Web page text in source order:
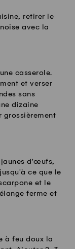
retirer le
avec la
casserole.
et verser
sans
dizaine
grossièrement
jaunes d'œufs,
ce que le
et le
ferme et
à feu doux la